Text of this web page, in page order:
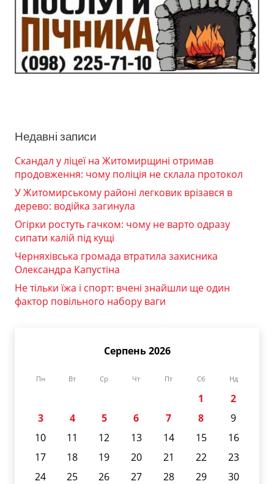
Недавні записи
Скандал у ліцеї на Житомирщині отримав
продовження: чому поліція не склала протокол
У Житомирському районі легковик врізався в
дерево: водійка загинула
Огірки ростуть гачком: чому не варто одразу
сипати калій під кущі
Черняхівська громада втратила захисника
Олександра Капустіна
Не тільки їжа і спорт: вчені знайшли ще один
фактор повільного набору ваги
Серпень 2026
Пн Вт Ср Чт Пт Сб Нд
1
2
3
4 5 6 7 8
9
10
11 12 13 14 15
16
17
18 19 20 21 22
23
24
25 26 27 28 29
30